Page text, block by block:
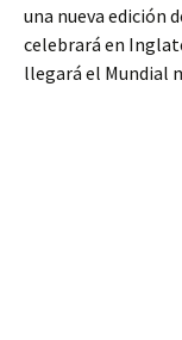
una nueva edición
celebrará en
llegará el Mundial